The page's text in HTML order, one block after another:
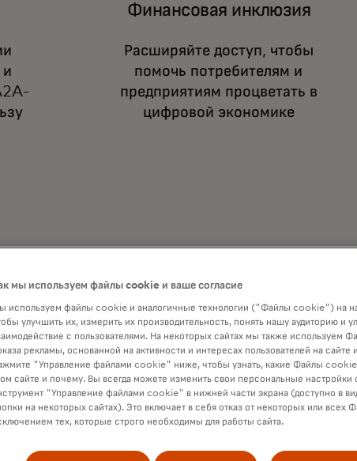
и
Финансовая инклюзия
Расширяйте доступ, чтобы
помочь потребителям и
предприятиям процветать в
цифровой экономике
мы используем файлы cookie и ваше согласие
используем файлы cookie и аналогичные технологии ("Файлы cookie") на
улучшить их, измерить их производительность, понять нашу аудиторию и
с пользователями. На некоторых сайтах мы также используем
рекламы, основанной на активности и интересах пользователей на сайте
"Управление файлами cookie" ниже, чтобы узнать, какие Файлы
сайте и почему. Вы всегда можете изменить свои персональные настройки
"Управление файлами cookie" в нижней части экрана (доступно в
на некоторых сайтах). Это включает в себя отказ от некоторых или всех
тех, которые строго необходимы для работы сайта.